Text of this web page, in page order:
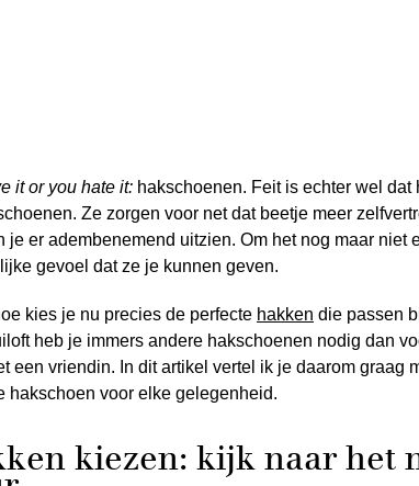
it or you hate it: hakschoenen. Feit is echter wel
Ze zorgen voor net dat beetje meer
je er adembenemend uitzien. Om het nog maar niet
gevoel dat ze je kunnen geven.
kies je nu precies de perfecte hakken die passen
heb je immers andere hakschoenen nodig dan
een vriendin. In dit artikel vertel ik je daarom graag
hakschoen voor elke gelegenheid.
kiezen: kijk naar het